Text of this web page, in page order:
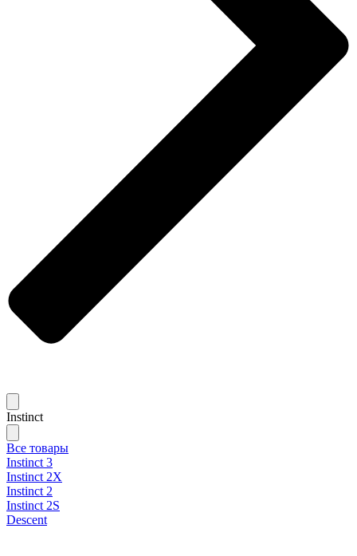
Instinct
Все товары
Instinct 3
Instinct 2X
Instinct 2
Instinct 2S
Descent